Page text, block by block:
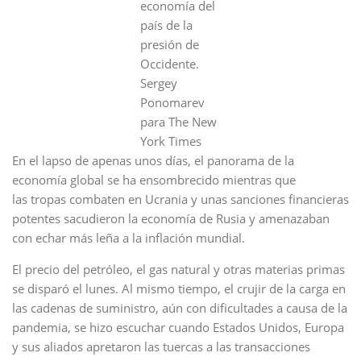
economía del
país de la
presión de
Occidente.
Sergey
Ponomarev
para The New
York Times
En el lapso de apenas unos días, el panorama de la
economía global se ha ensombrecido mientras que
las tropas combaten en Ucrania y unas sanciones financieras
potentes sacudieron la economía de Rusia y amenazaban
con echar más leña a la inflación mundial.
El precio del petróleo, el gas natural y otras materias primas
se disparó el lunes. Al mismo tiempo, el crujir de la carga en
las cadenas de suministro, aún con dificultades a causa de la
pandemia, se hizo escuchar cuando Estados Unidos, Europa
y sus aliados apretaron las tuercas a las transacciones